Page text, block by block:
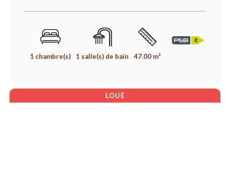
1 chambre(s) 1 salle(s) de bain 47.00 m²
LOUÉ